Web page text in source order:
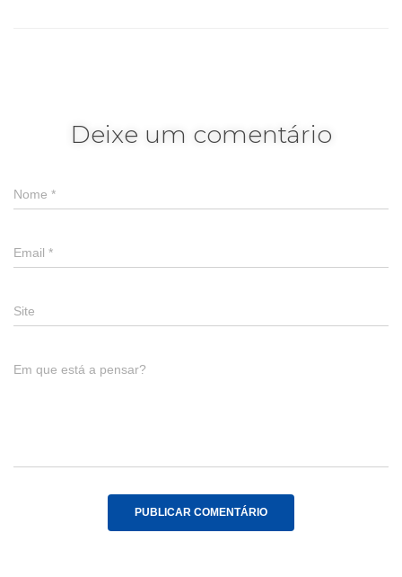
Deixe um comentário
Nome *
Email *
Site
Em que está a pensar?